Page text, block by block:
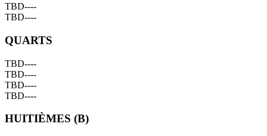
TBD----
TBD----
QUARTS
TBD----
TBD----
TBD----
TBD----
HUITIÈMES (B)